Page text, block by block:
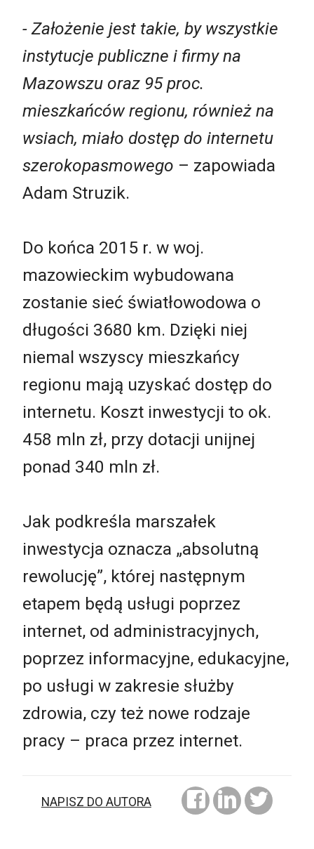
- Założenie jest takie, by wszystkie
instytucje publiczne i firmy na
Mazowszu oraz 95 proc.
mieszkańców regionu, również na
wsiach, miało dostęp do internetu
szerokopasmowego – zapowiada
Adam Struzik.
Do końca 2015 r. w woj.
mazowieckim wybudowana
zostanie sieć światłowodowa o
długości 3680 km. Dzięki niej
niemal wszyscy mieszkańcy
regionu mają uzyskać dostęp do
internetu. Koszt inwestycji to ok.
458 mln zł, przy dotacji unijnej
ponad 340 mln zł.
Jak podkreśla marszałek
inwestycja oznacza „absolutną
rewolucję”, której następnym
etapem będą usługi poprzez
internet, od administracyjnych,
poprzez informacyjne, edukacyjne,
po usługi w zakresie służby
zdrowia, czy też nowe rodzaje
pracy – praca przez internet.
NAPISZ DO AUTORA